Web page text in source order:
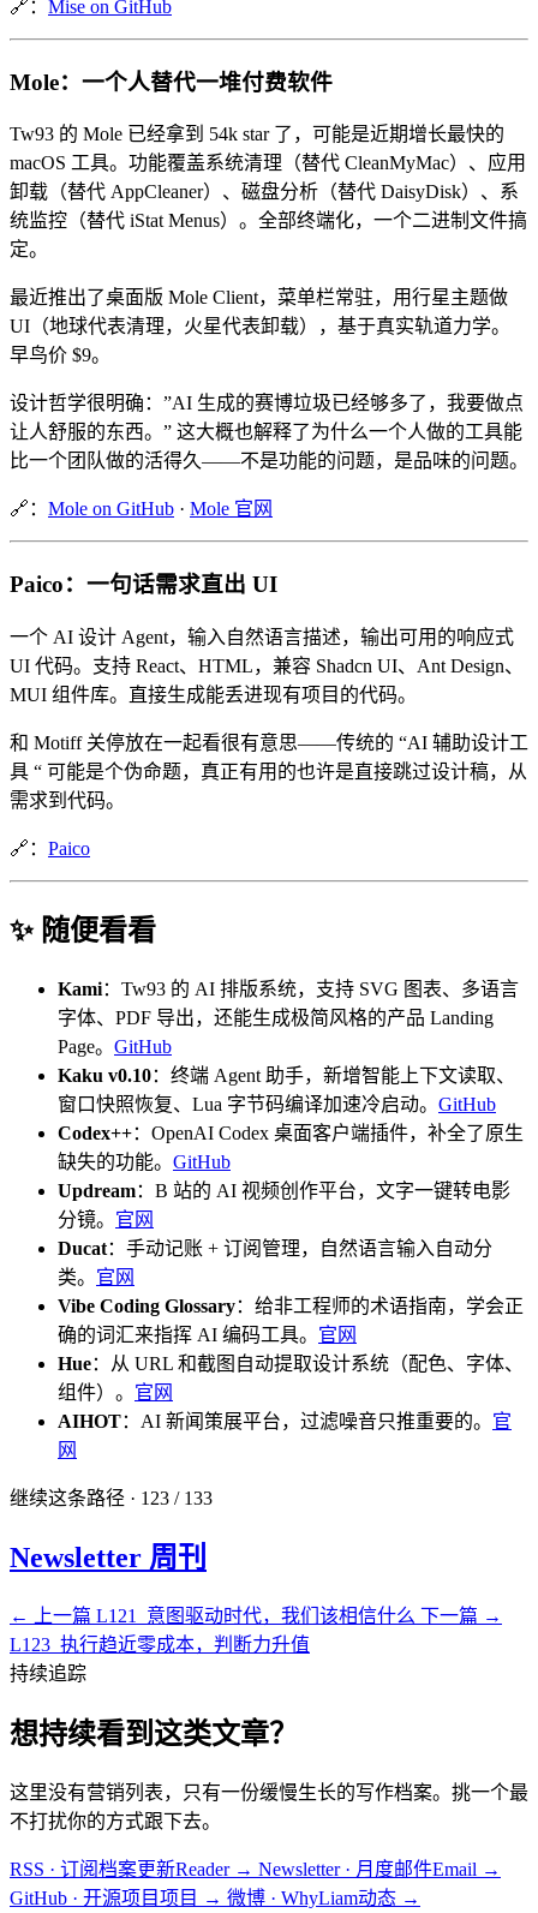
🔗： Mise on GitHub
Mole：一个人替代一堆付费软件
Tw93 的 Mole 已经拿到 54k star 了，可能是近期增长最快的
macOS 工具。功能覆盖系统清理（替代 CleanMyMac）、应用
卸载（替代 AppCleaner）、磁盘分析（替代 DaisyDisk）、系
统监控（替代 iStat Menus）。全部终端化，一个二进制文件搞
定。
最近推出了桌面版 Mole Client，菜单栏常驻，用行星主题做
UI（地球代表清理，火星代表卸载），基于真实轨道力学。
早鸟价 $9。
设计哲学很明确：”AI 生成的赛博垃圾已经够多了，我要做点
让人舒服的东西。” 这大概也解释了为什么一个人做的工具能
比一个团队做的活得久——不是功能的问题，是品味的问题。
🔗： Mole on GitHub · Mole 官网
Paico：一句话需求直出 UI
一个 AI 设计 Agent，输入自然语言描述，输出可用的响应式
UI 代码。支持 React、HTML，兼容 Shadcn UI、Ant Design、
MUI 组件库。直接生成能丢进现有项目的代码。
和 Motiff 关停放在一起看很有意思——传统的 “AI 辅助设计工
具 “ 可能是个伪命题，真正有用的也许是直接跳过设计稿，从
需求到代码。
🔗： Paico
✨ 随便看看
Kami：Tw93 的 AI 排版系统，支持 SVG 图表、多语言
字体、PDF 导出，还能生成极简风格的产品 Landing
Page。 GitHub
Kaku v0.10：终端 Agent 助手，新增智能上下文读取、
窗口快照恢复、Lua 字节码编译加速冷启动。 GitHub
Codex++：OpenAI Codex 桌面客户端插件，补全了原生
缺失的功能。 GitHub
Updream：B 站的 AI 视频创作平台，文字一键转电影
分镜。 官网
Ducat：手动记账 + 订阅管理，自然语言输入自动分
类。 官网
Vibe Coding Glossary：给非工程师的术语指南，学会正
确的词汇来指挥 AI 编码工具。 官网
Hue：从 URL 和截图自动提取设计系统（配色、字体、
组件）。 官网
AIHOT：AI 新闻策展平台，过滤噪音只推重要的。 官
网
继续这条路径 · 123 / 133
Newsletter 周刊
← 上一篇 L121_意图驱动时代，我们该相信什么 下一篇 →
L123_执行趋近零成本，判断力升值
持续追踪
想持续看到这类文章？
这里没有营销列表，只有一份缓慢生长的写作档案。挑一个最
不打扰你的方式跟下去。
RSS · 订阅档案更新Reader → Newsletter · 月度邮件Email →
GitHub · 开源项目项目 → 微博 · WhyLiam动态 →